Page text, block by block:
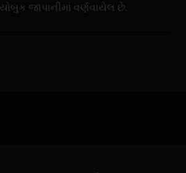
જાપાનીમાં વર્ણવાયેલ છે.